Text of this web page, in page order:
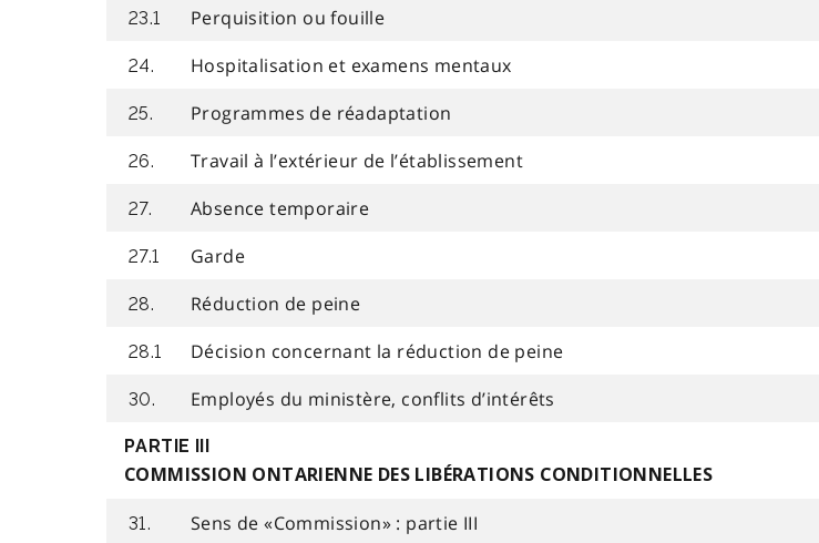
23.1 Perquisition ou fouille
24. Hospitalisation et examens mentaux
25. Programmes de réadaptation
26. Travail à l’extérieur de l’établissement
27. Absence temporaire
27.1 Garde
28. Réduction de peine
28.1 Décision concernant la réduction de peine
30. Employés du ministère, conflits d’intérêts
PARTIE III
COMMISSION ONTARIENNE DES LIBÉRATIONS CONDITIONNELLES
31. Sens de «Commission» : partie III